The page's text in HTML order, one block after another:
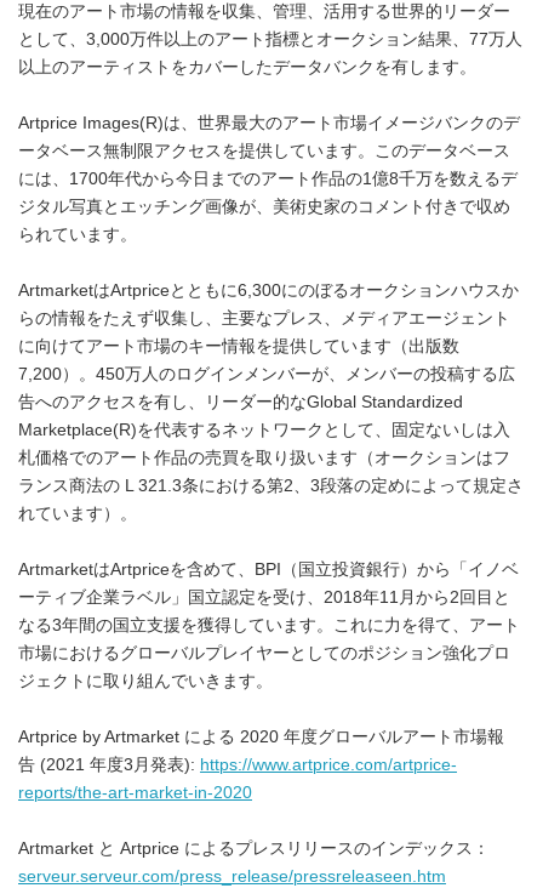
現在のアート市場の情報を収集、管理、活用する世界的リーダー
として、3,000万件以上のアート指標とオークション結果、77万人
以上のアーティストをカバーしたデータバンクを有します。
Artprice Images(R)は、世界最大のアート市場イメージバンクのデ
ータベース無制限アクセスを提供しています。このデータベース
には、1700年代から今日までのアート作品の1億8千万を数えるデ
ジタル写真とエッチング画像が、美術史家のコメント付きで収め
られています。
ArtmarketはArtpriceとともに6,300にのぼるオークションハウスか
らの情報をたえず収集し、主要なプレス、メディアエージェント
に向けてアート市場のキー情報を提供しています（出版数
7,200）。450万人のログインメンバーが、メンバーの投稿する広
告へのアクセスを有し、リーダー的なGlobal Standardized
Marketplace(R)を代表するネットワークとして、固定ないしは入
札価格でのアート作品の売買を取り扱います（オークションはフ
ランス商法の L 321.3条における第2、3段落の定めによって規定さ
れています）。
ArtmarketはArtpriceを含めて、BPI（国立投資銀行）から「イノベ
ーティブ企業ラベル」国立認定を受け、2018年11月から2回目と
なる3年間の国立支援を獲得しています。これに力を得て、アート
市場におけるグローバルプレイヤーとしてのポジション強化プロ
ジェクトに取り組んでいきます。
Artprice by Artmarket による 2020 年度グローバルアート市場報
告 (2021 年度3月発表): https://www.artprice.com/artprice-
reports/the-art-market-in-2020
Artmarket と Artprice によるプレスリリースのインデックス：
serveur.serveur.com/press_release/pressreleaseen.htm